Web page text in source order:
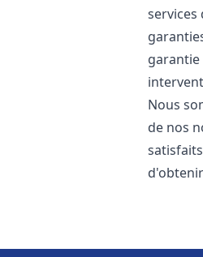
services
garantie
Nous
de nos